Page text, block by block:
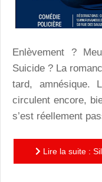
Enlèvement ?
Suicide ? La
tard, amnésique.
circulent encore,
s’est réellement
Lire la suite :